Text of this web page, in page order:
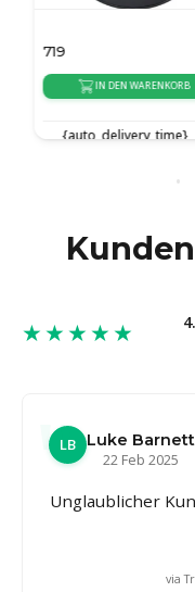
719
IN DEN WARENKORB
{auto_delivery_time}
★★★★★
LB
Luke Barnett
22 Feb 2025
Unglaublicher
via